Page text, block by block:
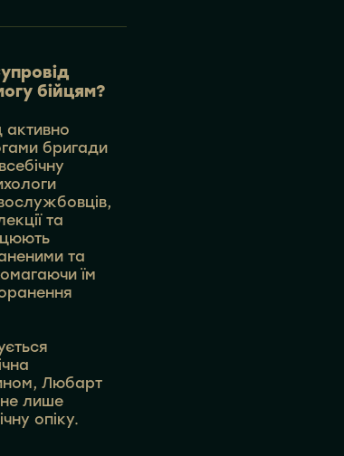
бійцям?
активно
бригади
та
та
їм
Любарт
не лише
опіку.